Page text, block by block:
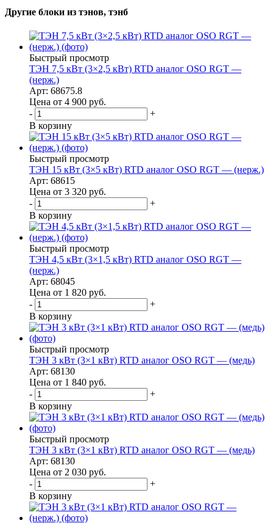
Другие блоки из тэнов, тэнб
Быстрый просмотр
ТЭН 7,5 кВт (3×2,5 кВт) RTD аналог OSO RGT —
(нерж.)
Арт: 68675.8
Цена от 4 900 руб.
-
+
В корзину
Быстрый просмотр
ТЭН 15 кВт (3×5 кВт) RTD аналог OSO RGT — (нерж.)
Арт: 68615
Цена от 3 320 руб.
-
+
В корзину
Быстрый просмотр
ТЭН 4,5 кВт (3×1,5 кВт) RTD аналог OSO RGT —
(нерж.)
Арт: 68045
Цена от 1 820 руб.
-
+
В корзину
Быстрый просмотр
ТЭН 3 кВт (3×1 кВт) RTD аналог OSO RGT — (медь)
Арт: 68130
Цена от 1 840 руб.
-
+
В корзину
Быстрый просмотр
ТЭН 3 кВт (3×1 кВт) RTD аналог OSO RGT — (медь)
Арт: 68130
Цена от 2 030 руб.
-
+
В корзину